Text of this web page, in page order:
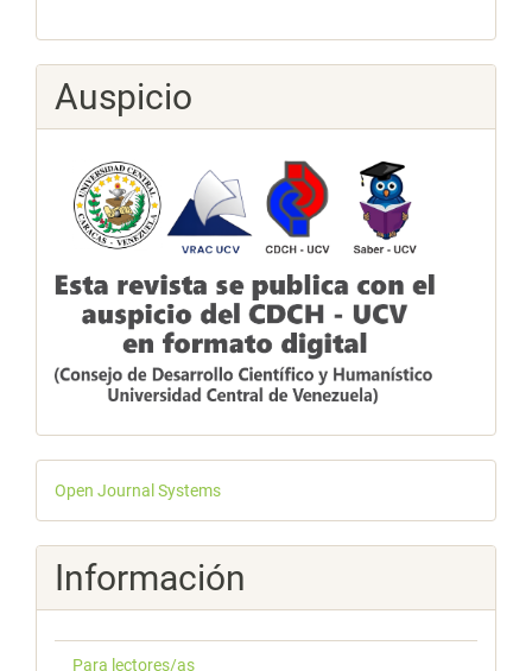
Auspicio
Desarrollado
por
Open Journal Systems
Información
Para lectores/as